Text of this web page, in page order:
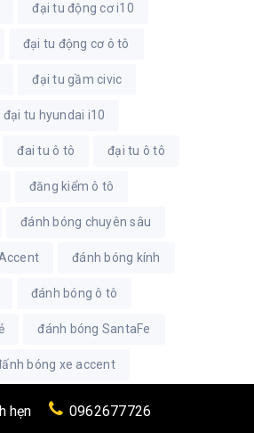
đại tu động cơ i10
đại tu động cơ ô tô
đại tu gầm civic
đại tu hyundai i10
đai tu ô tô đại tu ô tô
đăng kiểm ô tô
đánh bóng chuyên sâu
đánh bóng kính
đánh bóng ô tô
đánh bóng SantaFe
bóng xe accent
đánh kính ô tô
hẹn 0962677726